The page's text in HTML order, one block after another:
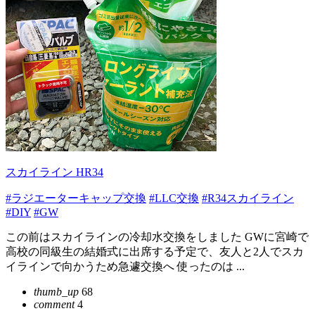
スカイライン HR34
#ラジエーターキャップ交換 #LLC交換 #R34スカイライン
#DIY #GW
この前はスカイラインの冷却水交換をしました GWに宮崎で
高校の同級生の結婚式に出席する予定で、友人と2人でスカ
イラインで向かうため急遽交換へ 使ったのは ...
thumb_up 68
comment4